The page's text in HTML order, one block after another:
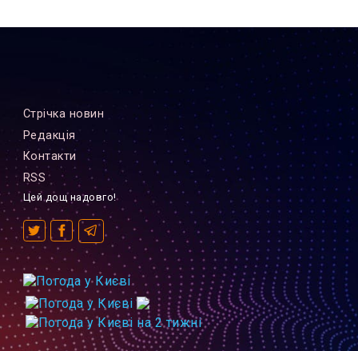
Стрiчка новин
Редакцiя
Контакти
RSS
Цей дощ надовго!